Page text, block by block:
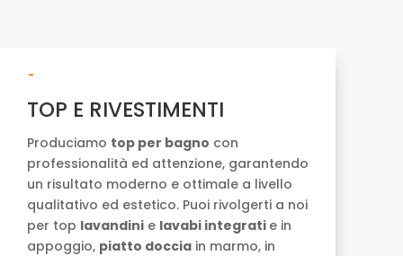
-
TOP E RIVESTIMENTI
Produciamo top per bagno con
professionalità ed attenzione, garantendo
un risultato moderno e ottimale a livello
qualitativo ed estetico. Puoi rivolgerti a noi
per top lavandini e lavabi integrati e in
appoggio, piatto doccia in marmo, in